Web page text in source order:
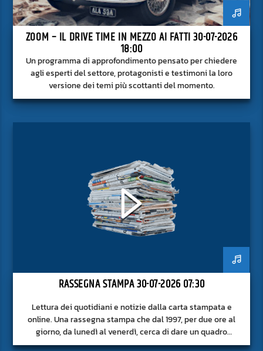
ZOOM – IL DRIVE TIME IN MEZZO AI FATTI 30-07-2026
18:00
Un programma di approfondimento pensato per chiedere
agli esperti del settore, protagonisti e testimoni la loro
versione dei temi più scottanti del momento.
RASSEGNA STAMPA 30-07-2026 07:30
Lettura dei quotidiani e notizie dalla carta stampata e
online. Una rassegna stampa che dal 1997, per due ore al
giorno, da lunedì al venerdì, cerca di dare un quadro
approfondito delle notizie del giorno, senza fermarsi alla